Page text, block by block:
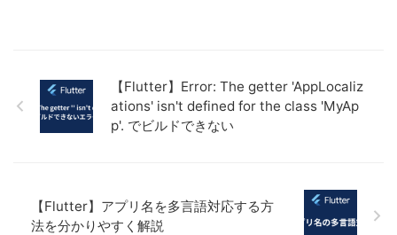
【Flutter】Error: The getter 'AppLocaliz
ations' isn't defined for the class 'MyAp
p'. でビルドできない
【Flutter】アプリ名を多言語対応する方
法を分かりやすく解説